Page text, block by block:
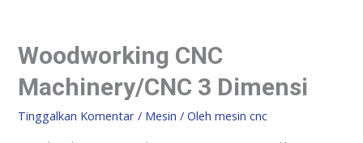
Woodworking CNC
Machinery/CNC 3 Dimensi
Tinggalkan Komentar / Mesin / Olehmesin cnc